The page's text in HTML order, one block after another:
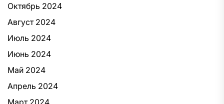
Октябрь 2024
Август 2024
Июль 2024
Июнь 2024
Май 2024
Апрель 2024
Март 2024